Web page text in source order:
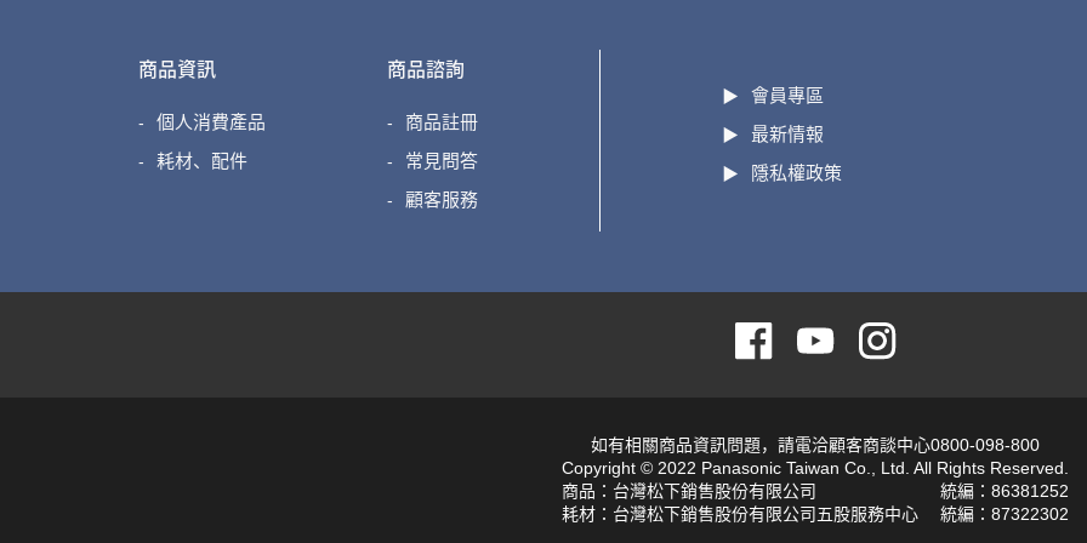
商品資訊
個人消費產品
耗材、配件
商品諮詢
商品註冊
常見問答
顧客服務
會員專區
最新情報
隱私權政策
如有相關商品資訊問題，請電洽顧客商談中心0800-098-800
Copyright © 2022 Panasonic Taiwan Co., Ltd. All Rights Reserved.
商品：台灣松下銷售股份有限公司
耗材：台灣松下銷售股份有限公司五股服務中心
統編：86381252
統編：87322302